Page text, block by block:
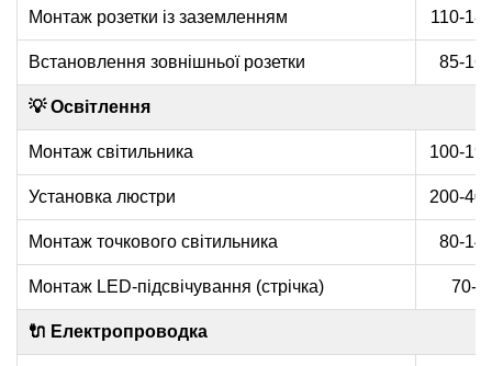
Монтаж розетки із заземленням 110-
Встановлення зовнішньої розетки 85-
💡 Освітлення
Монтаж світильника 100-
Установка люстри 200-
Монтаж точкового світильника 80-
Монтаж LED-підсвічування (стрічка) 70-
🔌 Електропроводка